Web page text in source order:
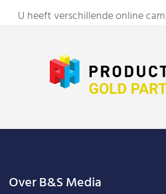
U heeft verschillende online
Over B&S Media